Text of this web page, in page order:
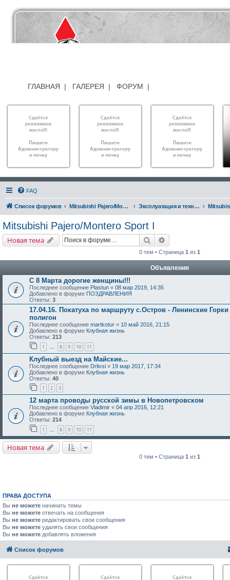
ГЛАВНАЯ | ГАЛЕРЕЯ | ФОРУМ |
FAQ
Список форумов Mitsubishi Pajero/Montero I,II,III,IV, Sport I, Sport II Эксплуатация и техническое обслуживание
Mitsubishi Pajero/Montero Sport I
Новая тема Поиск
0 тем • Страница 1 из 1
Объявления
С 8 Марта дорогие женщины!!!
Последнее сообщение Plastun « 08 мар 2019, 14:35
Добавлено в форуме ПОЗДРАВЛЕНИЯ
Ответы: 3
17.04.16. Покатуха по маршруту с.Остров - Ленинские
полигон
Последнее сообщение martkotur « 10 май 2016, 21:15
Добавлено в форуме Клубная жизнь
Ответы: 213
1 … 8 9 10 11
Клубный выезд на Майские...
Последнее сообщение Drlivsi « 19 мар 2017, 17:34
Добавлено в форуме Клубная жизнь
Ответы: 40
1 2 3
12 марта проводы русской зимы в Новопетровском
Последнее сообщение Vladimir « 04 апр 2016, 12:21
Добавлено в форуме Клубная жизнь
Ответы: 214
1 … 8 9 10 11
Новая тема
0 тем • Страница 1 из 1
ПРАВА ДОСТУПА
Вы не можете начинать темы
Вы не можете отвечать на сообщения
Вы не можете редактировать свои сообщения
Вы не можете удалять свои сообщения
Вы не можете добавлять вложения
Список форумов